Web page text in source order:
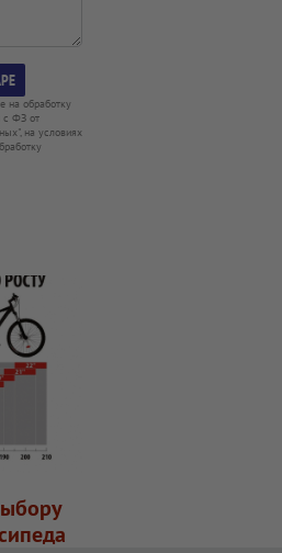
на обработку
с ФЗ от
на условиях